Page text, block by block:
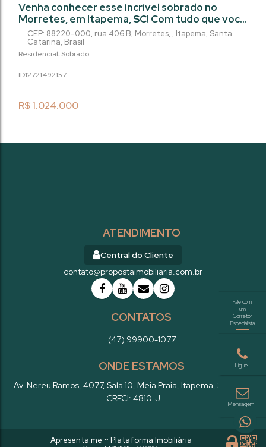
Residencial Sobrado
R$1.024.000
2157
1272149
CEP: 88220-000, rua 406 B, Morretes , Itapema, Santa
Catarina, Brasil
Venha conhecer esse incrível sobrado no
Morretes, em Itapema, SC! Com tudo que você
precisa para viver com conforto e segurança,
esse imóvel é perfeito para você e sua família.
Com dois quartos, sendo duas suítes, três
sobrado conta com diversos diferenciais,
na porta de entrada, gás individual, lavabo,...
ATENDIMENTO
Central do Cliente
contato@propostaimobiliaria.com.br
CONTATOS
(47) 99900-1077
ONDE ESTAMOS
Av. Nereu Ramos, 4077, Sala 10, Meia Praia, Itapema, SC
Brasil
CRECI: 4810-J
Apresenta.me ~ Plataforma Imobiliária